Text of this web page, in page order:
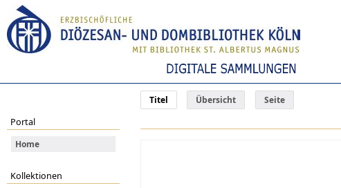
Titel Übersicht Seite
Portal
Home
Kollektionen